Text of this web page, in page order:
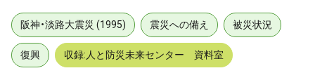
阪神・淡路大震災 (1995) 震災への備え 被災状況
復興 収録:人と防災未来センター 資料室